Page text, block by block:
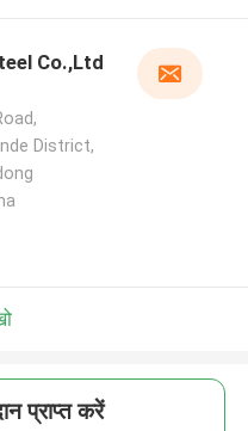
Co.,Ltd
District,
प्राप्त करें